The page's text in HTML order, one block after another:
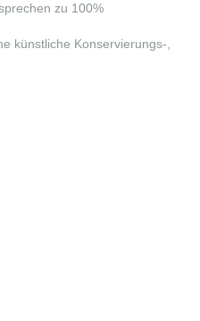
zu 100%
künstliche Konservierungs-,